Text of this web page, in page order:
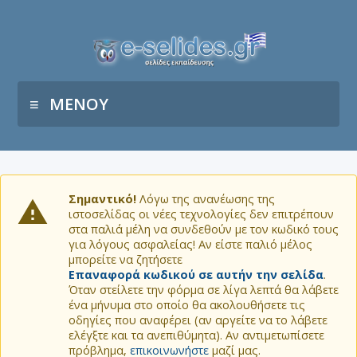
ΜΕΝΟΥ
Σημαντικό! Λόγω της ανανέωσης της
ιστοσελίδας οι νέες τεχνολογίες δεν επιτρέπουν
στα παλιά μέλη να συνδεθούν με τον κωδικό τους
για λόγους ασφαλείας! Αν είστε παλιό μέλος
μπορείτε να ζητήσετε
Επαναφορά κωδικού σε αυτήν την σελίδα.
Όταν στείλετε την φόρμα σε λίγα λεπτά θα λάβετε
ένα μήνυμα στο οποίο θα ακολουθήσετε τις
οδηγίες που αναφέρει (αν αργείτε να το λάβετε
ελέγξτε και τα ανεπιθύμητα). Αν αντιμετωπίσετε
πρόβλημα, επικοινωνήστε μαζί μας.